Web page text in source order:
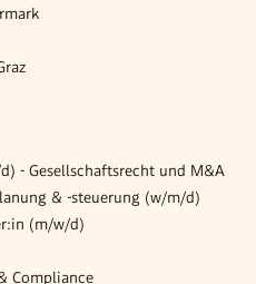
- Gesellschaftsrecht und M&A
& -steuerung (w/m/d)
(m/w/d)
Compliance